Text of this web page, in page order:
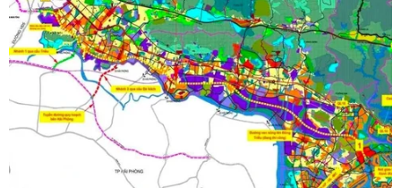
Hình ảnh Chủ tịch Quốc hội
Campuchia viếng Lăng Chủ tịch Hồ Chí
Minh
29/05/2019 02:01
Chủ tịch Quốc hội Vương quốc Campuchia Samdech
Heng Samrin và Phu nhân đến đặt vòng hoa, vào Lăng